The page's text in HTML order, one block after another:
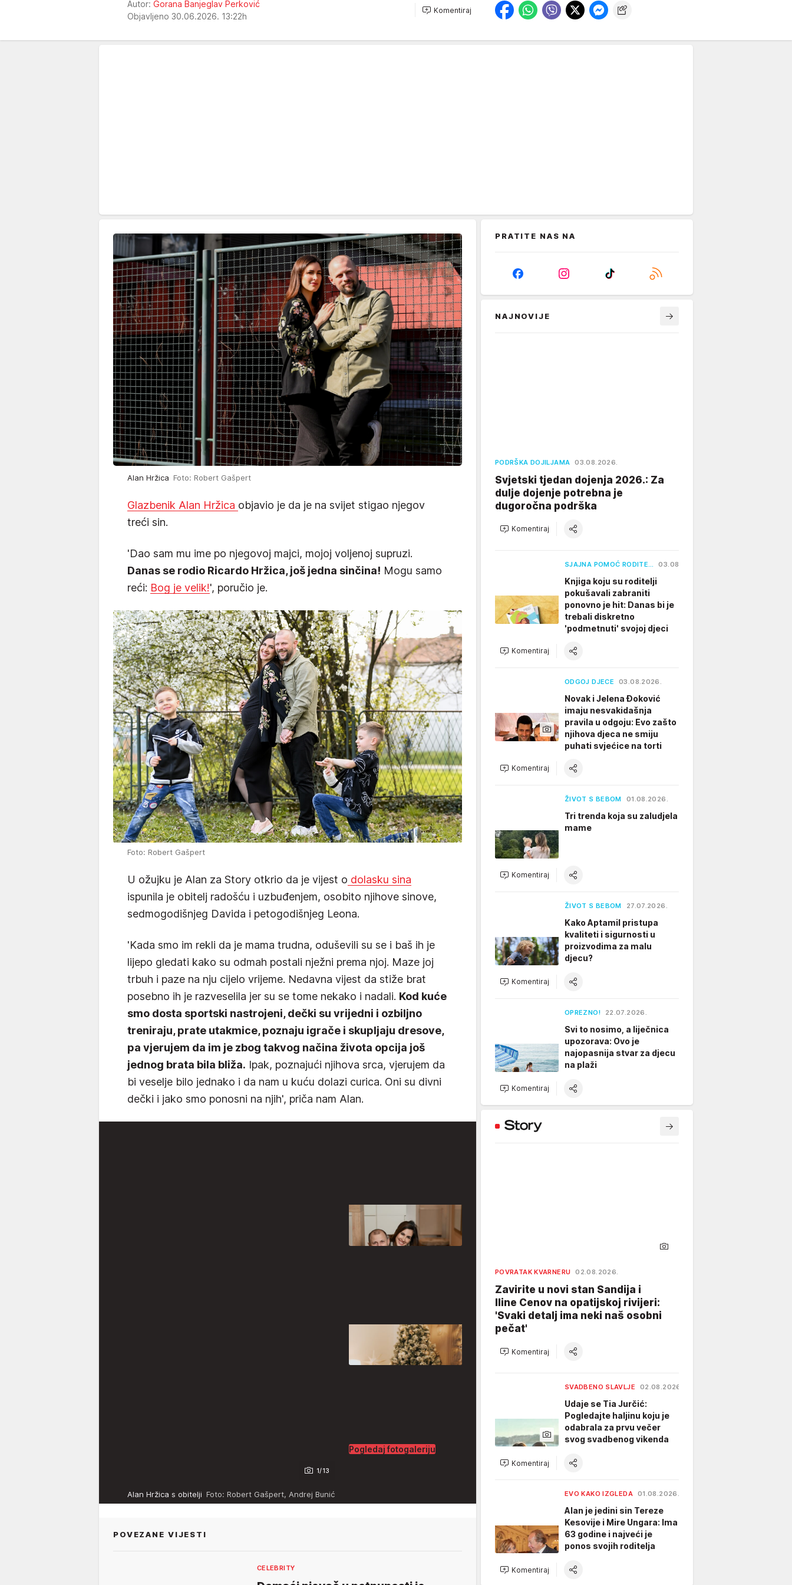
Autor: Gorana Banjeglav Perković
Objavljeno 30.06.2026. 13:22h
Komentiraj
Alan Hržica Foto: Robert Gašpert
Glazbenik Alan Hržica objavio je da je na svijet stigao njegov
treći sin.
'Dao sam mu ime po njegovoj majci, mojoj voljenoj supruzi.
Danas se rodio Ricardo Hržica, još jedna sinčina! Mogu samo
reći: Bog je velik!', poručio je.
Foto: Robert Gašpert
U ožujku je Alan za Story otkrio da je vijest o dolasku sina
ispunila je obitelj radošću i uzbuđenjem, osobito njihove sinove,
sedmogodišnjeg Davida i petogodišnjeg Leona.
'Kada smo im rekli da je mama trudna, oduševili su se i baš ih je
lijepo gledati kako su odmah postali nježni prema njoj. Maze joj
trbuh i paze na nju cijelo vrijeme. Nedavna vijest da stiže brat
posebno ih je razveselila jer su se tome nekako i nadali. Kod kuće
smo dosta sportski nastrojeni, dečki su vrijedni i ozbiljno
treniraju, prate utakmice, poznaju igrače i skupljaju dresove,
pa vjerujem da im je zbog takvog načina života opcija još
jednog brata bila bliža. Ipak, poznajući njihova srca, vjerujem da
bi veselje bilo jednako i da nam u kuću dolazi curica. Oni su divni
dečki i jako smo ponosni na njih', priča nam Alan.
1/13
Pogledaj fotogaleriju
Alan Hržica s obitelji Foto: Robert Gašpert, Andrej Bunić
POVEZANE VIJESTI
CELEBRITY
PRATITE NAS NA
NAJNOVIJE
PODRŠKA DOJILJAMA 03.08.2026.
Svjetski tjedan dojenja 2026.: Za
dulje dojenje potrebna je
dugoročna podrška
Komentiraj
SJAJNA POMOĆ RODITE… 03.08.2026.
Knjiga koju su roditelji
pokušavali zabraniti
ponovno je hit: Danas bi je
trebali diskretno
'podmetnuti' svojoj djeci
Komentiraj
ODGOJ DJECE 03.08.2026.
Novak i Jelena Đoković
imaju nesvakidašnja
pravila u odgoju: Evo zašto
njihova djeca ne smiju
puhati svjećice na torti
Komentiraj
ŽIVOT S BEBOM 01.08.2026.
Tri trenda koja su zaludjela
mame
Komentiraj
ŽIVOT S BEBOM 27.07.2026.
Kako Aptamil pristupa
kvaliteti i sigurnosti u
proizvodima za malu
djecu?
Komentiraj
OPREZNO! 22.07.2026.
Svi to nosimo, a liječnica
upozorava: Ovo je
najopasnija stvar za djecu
na plaži
Komentiraj
POVRATAK KVARNERU 02.08.2026.
Zavirite u novi stan Sandija i
Iline Cenov na opatijskoj rivijeri:
'Svaki detalj ima neki naš osobni
pečat'
Komentiraj
SVADBENO SLAVLJE 02.08.2026.
Udaje se Tia Jurčić:
Pogledajte haljinu koju je
odabrala za prvu večer
svog svadbenog vikenda
Komentiraj
EVO KAKO IZGLEDA 01.08.2026.
Alan je jedini sin Tereze
Kesovije i Mire Ungara: Ima
63 godine i najveći je
ponos svojih roditelja
Komentiraj